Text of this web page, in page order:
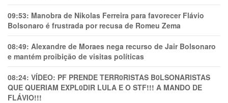
09:53: Manobra de Nikolas Ferreira para favorecer Flávio
Bolsonaro é frustrada por recusa de Romeu Zema
08:49: Alexandre de Moraes nega recurso de Jair Bolsonaro
e mantém proibição de visitas políticas
08:24: VÍDEO: PF PRENDE TERR0RlSTAS B0LSONARlSTAS
QUE QUERIAM EXPL0DlR LULA E O STF!!! A MANDO DE
FLÁVIO!!!